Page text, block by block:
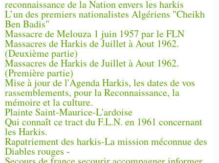
reconnaissance de la Nation envers les harkis
L’un des premiers nationalistes Algériens "Cheikh
Ben Badis"
Massacre de Melouza 1 juin 1957 par le FLN
Massacres de Harkis de Juillet à Aout 1962.
(Deuxième partie)
Massacres de Harkis de Juillet à Aout 1962.
(Première partie)
Mise à jour de l'Agenda Harkis, les dates de vos
rassemblements, pour la Reconnaissance, la
mémoire et la culture.
Plainte Saint-Maurice-L'ardoise
Qui connaît ce tract du F.L.N. en 1961 concernant
les Harkis.
Rapatriement des harkis-La mission méconnue des
Diables rouges -